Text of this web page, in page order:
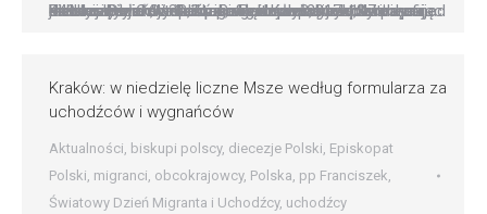
Bielsko-Biała: Caritas pomaga rodzinom w Syrii i na Ukrainie Do akcji ?Rodzina Rodzinie?, którą koordynuje bielsko-żywiecka Caritas, włączyło się już 147 parafii, stowarzyszeń, wspólnot i osób prywatnych z terenu Podbeskidzia. Wartość programu w 2017 roku to ponad 449 tysięcy złotych ? poinformował dyrektor diecezjalnej Caritas, ks. Robert Kasprowski, zachęcając jednocześnie do dalszego deklarowania wpłat na…
Kraków: w niedzielę liczne Msze według formularza za
uchodźców i wygnańców
Aktualności, biskupi polscy, diecezje Polski, Episkopat
Polski, migranci, obcokrajowcy, Polska, pp Franciszek,
Światowy Dzień Migranta i Uchodźcy, uchodźcy